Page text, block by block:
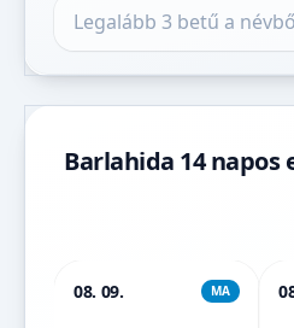
Barlahida 14 napos
08. 09. MA